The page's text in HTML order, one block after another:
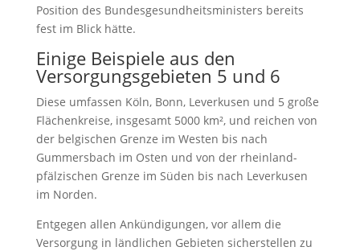
Position des Bundesgesundheitsministers bereits
fest im Blick hätte.
Einige Beispiele aus den
Versorgungsgebieten 5 und 6
Diese umfassen Köln, Bonn, Leverkusen und 5 große
Flächenkreise, insgesamt 5000 km², und reichen von
der belgischen Grenze im Westen bis nach
Gummersbach im Osten und von der rheinland-
pfälzischen Grenze im Süden bis nach Leverkusen
im Norden.
Entgegen allen Ankündigungen, vor allem die
Versorgung in ländlichen Gebieten sicherstellen zu